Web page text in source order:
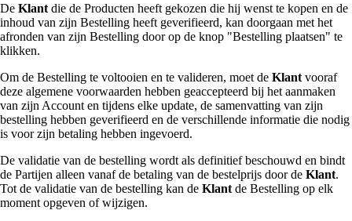
De Klant die de Producten heeft gekozen die hij wenst te kopen en de
inhoud van zijn Bestelling heeft geverifieerd, kan doorgaan met het
afronden van zijn Bestelling door op de knop "Bestelling plaatsen" te
klikken.
Om de Bestelling te voltooien en te valideren, moet de Klant vooraf
deze algemene voorwaarden hebben geaccepteerd bij het aanmaken
van zijn Account en tijdens elke update, de samenvatting van zijn
bestelling hebben geverifieerd en de verschillende informatie die nodig
is voor zijn betaling hebben ingevoerd.
De validatie van de bestelling wordt als definitief beschouwd en bindt
de Partijen alleen vanaf de betaling van de bestelprijs door de Klant.
Tot de validatie van de bestelling kan de Klant de Bestelling op elk
moment opgeven of wijzigen.